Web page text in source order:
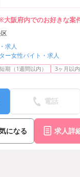
阪府内でのお好きな案
求人
ー女性バイト・求人
短期（1週間以内） 3ヶ月以内
電話
になる 求人詳